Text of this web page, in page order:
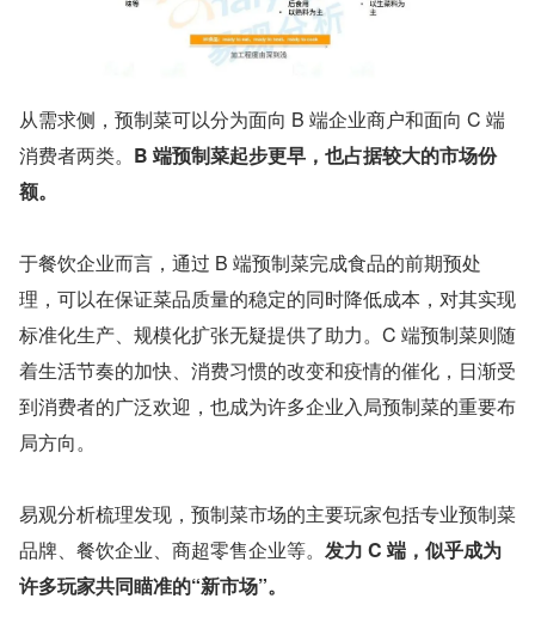
从需求侧，预制菜可以分为面向 B 端企业商户和面向 C 端
消费者两类。 B 端预制菜起步更早，也占据较大的市场份
额。
于餐饮企业而言，通过 B 端预制菜完成食品的前期预处
理，可以在保证菜品质量的稳定的同时降低成本，对其实现
标准化生产、规模化扩张无疑提供了助力。C 端预制菜则随
着生活节奏的加快、消费习惯的改变和疫情的催化，日渐受
到消费者的广泛欢迎，也成为许多企业入局预制菜的重要布
局方向。
易观分析梳理发现，预制菜市场的主要玩家包括专业预制菜
品牌、餐饮企业、商超零售企业等。 发力 C 端，似乎成为
许多玩家共同瞄准的“新市场”。